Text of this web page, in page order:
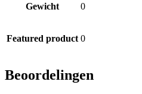
Gewicht 0
Featured product 0
Beoordelingen